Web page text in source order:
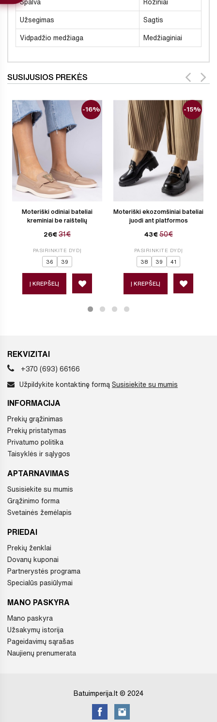
Spalva Rožiniai
Užsegimas Sagtis
Vidpadžio medžiaga Medžiaginiai
SUSIJUSIOS PREKĖS
Moteriški odiniai bateliai
kreminiai be raištelių
26€ 31€
-16%
PASIRINKITE DYDĮ
36 39
Į KREPŠELĮ
Moteriški ekozomšiniai bateliai
juodi ant platformos
43€ 50€
-15%
PASIRINKITE DYDĮ
38 39 41
Į KREPŠELĮ
REKVIZITAI
+370 (693) 66166
Užpildykite kontaktinę formą Susisiekite su mumis
INFORMACIJA
Prekių grąžinimas
Prekių pristatymas
Privatumo politika
Taisyklės ir sąlygos
APTARNAVIMAS
Susisiekite su mumis
Grąžinimo forma
Svetainės žemėlapis
PRIEDAI
Prekių ženklai
Dovanų kuponai
Partnerystės programa
Specialūs pasiūlymai
MANO PASKYRA
Mano paskyra
Užsakymų istorija
Pageidavimų sąrašas
Naujienų prenumerata
Batuimperija.lt © 2024